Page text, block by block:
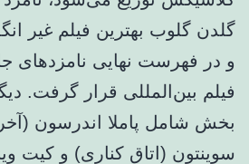
گلدن گلوب بهترین فیلم غیر
و در فهرست نهایی نامزدهای
فیلم بین‌المللی قرار گرفت.
بخش شامل پاملا اندرسون
سوینتون (اتاق کناری) و کیت